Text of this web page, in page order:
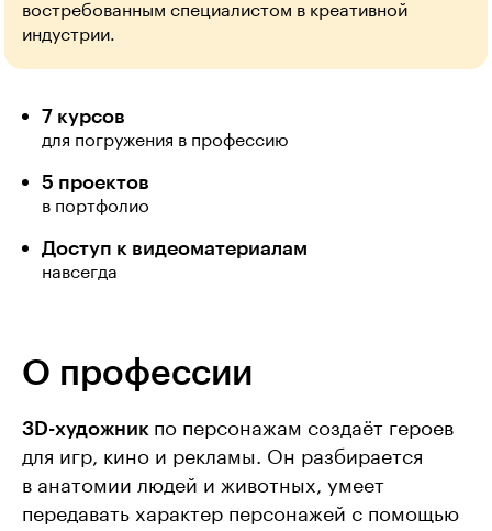
востребованным специалистом в креативной
индустрии.
7 курсов
для погружения в профессию
5 проектов
в портфолио
Доступ к видеоматериалам
навсегда
О профессии
3D-художник по персонажам создаёт героев
для игр, кино и рекламы. Он разбирается
в анатомии людей и животных, умеет
передавать характер персонажей с помощью